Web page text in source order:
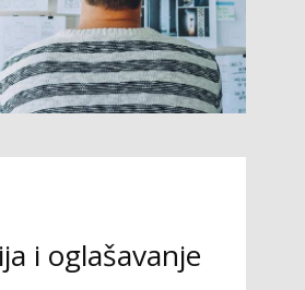
i oglašavanje